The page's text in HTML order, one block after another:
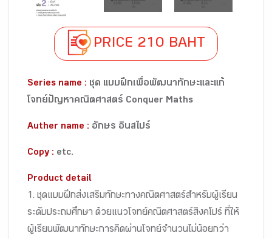
PRICE 210 BAHT
Series name :
โจทย์ปัญหาคณิตศาสตร์ Conquer Maths
Auther name : อักษร อินสไปร์
Copy : etc.
Product detail
1. ชุดแบบฝึกส่งเสริมทักษะทางคณิตศาสตร์สำหรับผู้เรียน
ระดับประถมศึกษา ด้วยแนวโจทย์คณิตศาสตร์สิงคโปร์ ที่ให้
ผู้เรียนพัฒนาทักษะการคิดผ่านโจทย์จำนวนไม่น้อยกว่า